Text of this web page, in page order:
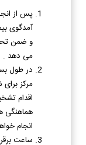
پس از
آمدگوی
و ضمن
می دهد .
در طول
مرکز
اقدام
هماهنگی
انجام